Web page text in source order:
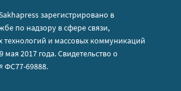
зарегистрировано в
по надзору в сфере связи,
и массовых коммуникаций
мая 2017 года. Свидетельство о
ФС77-69888.